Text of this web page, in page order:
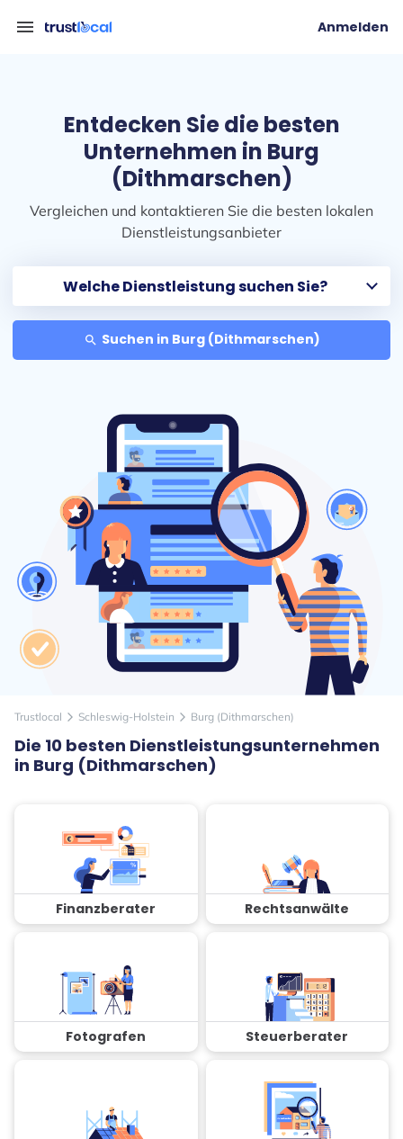
menu Anmelden
Entdecken Sie die besten
Unternehmen in Burg
(Dithmarschen)
Vergleichen und kontaktieren Sie die besten lokalen
Dienstleistungsanbieter
search Suchen in Burg (Dithmarschen)
Trustlocal arrow_forward_ios Schleswig-Holstein arrow_forward_ios Burg (Dithmarschen)
Die 10 besten Dienstleistungsunternehmen
in Burg (Dithmarschen)
Finanzberater Rechtsanwälte
Fotografen Steuerberater